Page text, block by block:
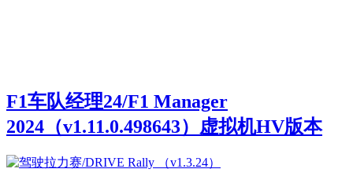
F1车队经理24/F1 Manager
2024（v1.11.0.498643）虚拟机HV版本